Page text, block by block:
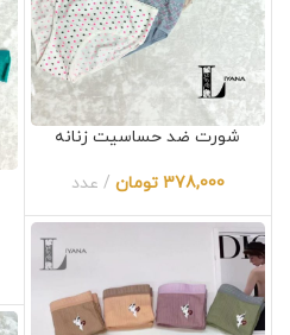
شورت ضد حساسیت زنانه
378,000 تومان عدد